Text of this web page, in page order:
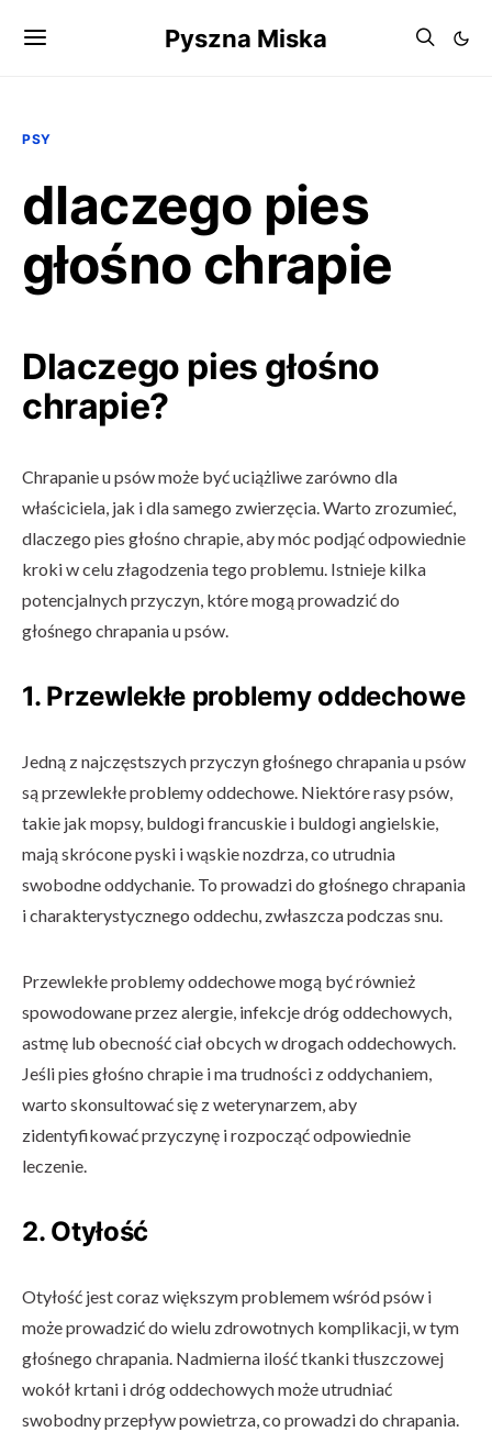
Pyszna Miska
PSY
dlaczego pies
głośno chrapie
Dlaczego pies głośno
chrapie?
Chrapanie u psów może być uciążliwe zarówno dla
właściciela, jak i dla samego zwierzęcia. Warto zrozumieć,
dlaczego pies głośno chrapie, aby móc podjąć odpowiednie
kroki w celu złagodzenia tego problemu. Istnieje kilka
potencjalnych przyczyn, które mogą prowadzić do
głośnego chrapania u psów.
1. Przewlekłe problemy oddechowe
Jedną z najczęstszych przyczyn głośnego chrapania u psów
są przewlekłe problemy oddechowe. Niektóre rasy psów,
takie jak mopsy, buldogi francuskie i buldogi angielskie,
mają skrócone pyski i wąskie nozdrza, co utrudnia
swobodne oddychanie. To prowadzi do głośnego chrapania
i charakterystycznego oddechu, zwłaszcza podczas snu.
Przewlekłe problemy oddechowe mogą być również
spowodowane przez alergie, infekcje dróg oddechowych,
astmę lub obecność ciał obcych w drogach oddechowych.
Jeśli pies głośno chrapie i ma trudności z oddychaniem,
warto skonsultować się z weterynarzem, aby
zidentyfikować przyczynę i rozpocząć odpowiednie
leczenie.
2. Otyłość
Otyłość jest coraz większym problemem wśród psów i
może prowadzić do wielu zdrowotnych komplikacji, w tym
głośnego chrapania. Nadmierna ilość tkanki tłuszczowej
wokół krtani i dróg oddechowych może utrudniać
swobodny przepływ powietrza, co prowadzi do chrapania.